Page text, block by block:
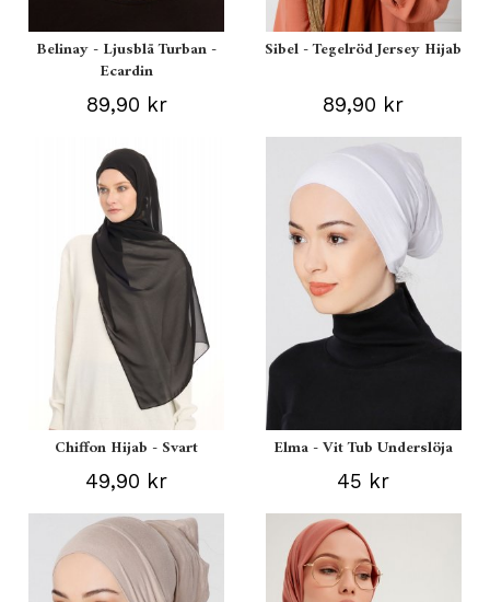
Belinay - Ljusblå Turban -
Ecardin
89,90 kr
Sibel - Tegelröd Jersey Hijab
89,90 kr
Chiffon Hijab - Svart
49,90 kr
Elma - Vit Tub Underslöja
45 kr